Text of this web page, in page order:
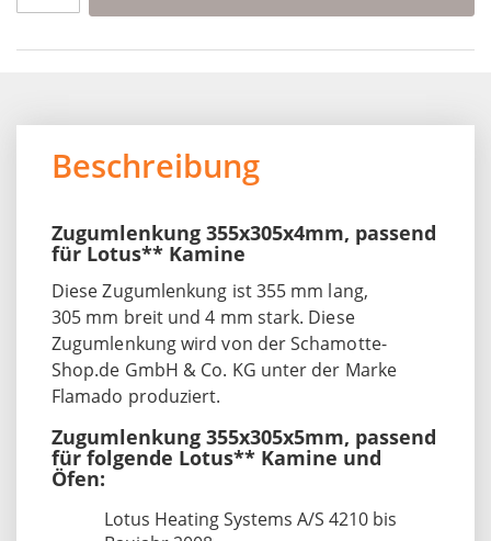
Beschreibung
Zugumlenkung 355x305x4mm, passend
für Lotus** Kamine
Diese Zugumlenkung ist 355 mm lang,
305 mm breit und 4 mm stark. Diese
Zugumlenkung wird von der Schamotte-
Shop.de GmbH & Co. KG unter der Marke
Flamado produziert.
Zugumlenkung 355x305x5mm, passend
für folgende Lotus** Kamine und
Öfen:
Lotus Heating Systems A/S 4210 bis